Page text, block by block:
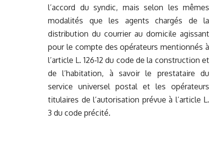
l’accord du syndic, mais selon les mêmes
modalités que les agents chargés de la
distribution du courrier au domicile agissant
pour le compte des opérateurs mentionnés à
l’article L. 126‑12 du code de la construction et
de l’habitation, à savoir le prestataire du
service universel postal et les opérateurs
titulaires de l’autorisation prévue à l’article L.
3 du code précité.